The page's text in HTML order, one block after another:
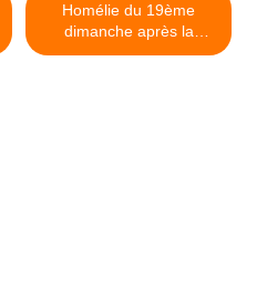
Homélie du 19ème
dimanche après la
Pentecôte: Le banquet